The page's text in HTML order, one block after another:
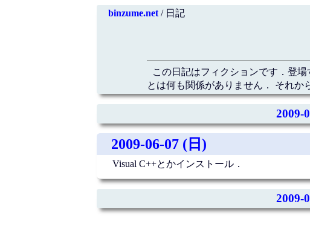
binzume.net/ 日記
この日記はフィクションです．登
とは何も関係がありません． それか
2009-
2009-06-07 (日)
Visual C++とかインストール．
2009-